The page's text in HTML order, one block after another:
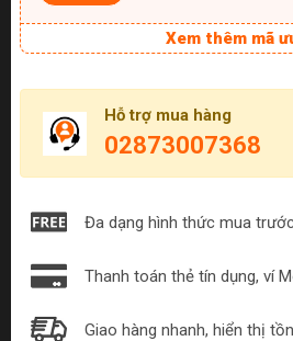
Xem thêm mã
Hỗ trợ mua hàng
02873007368
Đa dạng hình thức mua
Thanh toán thẻ tín dụng, ví
Giao hàng nhanh, hiển thị